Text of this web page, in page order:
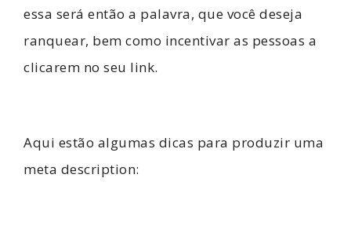
essa será então a palavra, que você deseja
ranquear, bem como incentivar as pessoas a
clicarem no seu link.
Aqui estão algumas dicas para produzir uma
meta description: